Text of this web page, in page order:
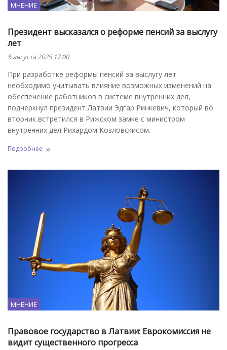
МНЕНИЕ
Президент высказался о реформе пенсий за выслугу
лет
5 августа 2025 17:00
При разработке реформы пенсий за выслугу лет
необходимо учитывать влияние возможных изменений на
обеспечение работников в системе внутренних дел,
подчеркнул президент Латвии Эдгар Ринкевич, который во
вторник встретился в Рижском замке с министром
внутренних дел Рихардом Козловскисом.
Подробнее
МНЕНИЕ
Правовое государство в Латвии: Еврокомиссия не
видит существенного прогресса